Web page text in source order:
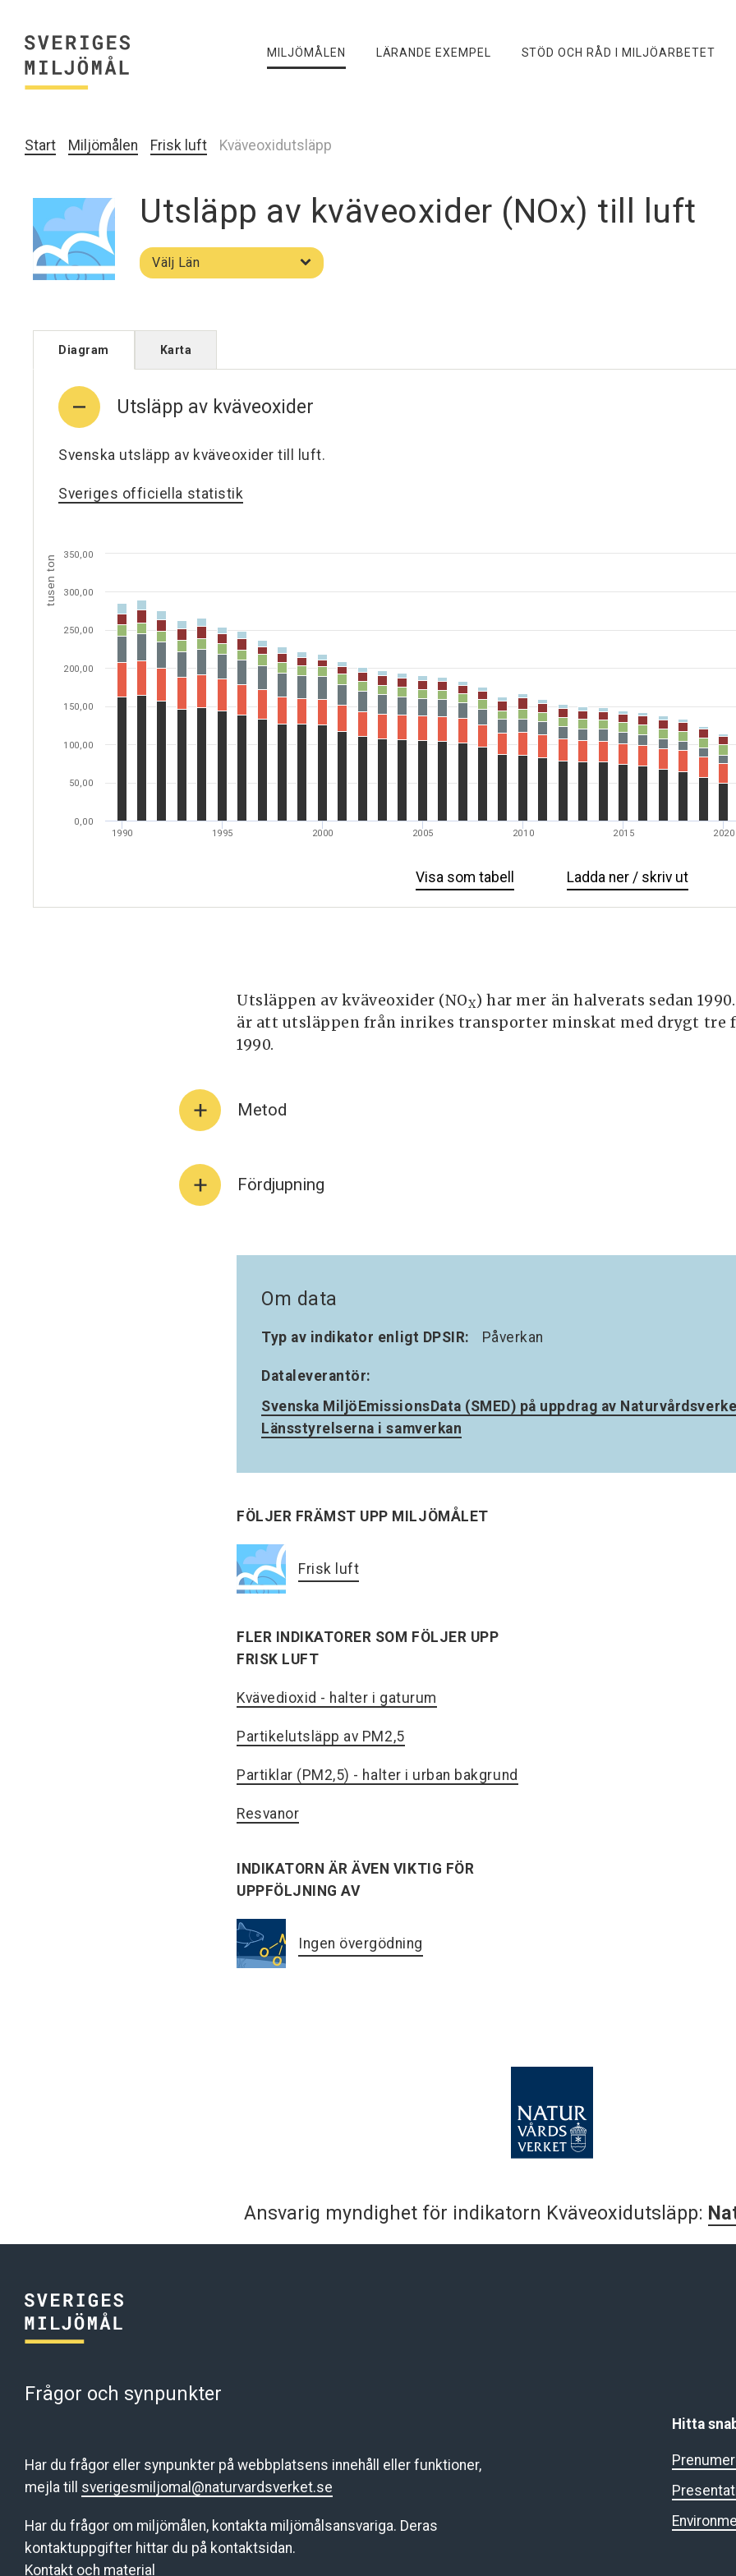
MILJÖMÅLEN LÄRANDE EXEMPEL STÖD OCH RÅD I MILJÖARBETET
Start Miljömålen Frisk luft Kväveoxidutsläpp
Utsläpp av kväveoxider (NOx) till luft
Välj
län
Välj Län
Diagram Karta
Utsläpp av kväveoxider
Svenska utsläpp av kväveoxider till luft.
Sveriges officiella statistik
1990 1995 2000 2005 2010 2015 2020
0,00
50,00
100,00
150,00
200,00
250,00
300,00
350,00
tusen ton
VisaUtsläpp
som tabell Ladda ner / skriv ut
Utsläppen av kväveoxider (NOX) har mer än halverats sedan
är att utsläppen från inrikes transporter minskat med drygt tre
1990.
Metod
Fördjupning
Om data
Typ av indikator enligt DPSIR: Påverkan
Dataleverantör:
Svenska MiljöEmissionsData (SMED) på uppdrag av
Länsstyrelserna i samverkan
FÖLJER FRÄMST UPP MILJÖMÅLET
Frisk luft
FLER INDIKATORER SOM FÖLJER UPP
FRISK LUFT
Kvävedioxid - halter i gaturum
Partikelutsläpp av PM2,5
Partiklar (PM2,5) - halter i urban bakgrund
Resvanor
INDIKATORN ÄR ÄVEN VIKTIG FÖR
UPPFÖLJNING AV
Ingen övergödning
Ansvarig myndighet för indikatorn Kväveoxidutsläpp:
Frågor och synpunkter
Har du frågor eller synpunkter på webbplatsens innehåll eller funktioner,
mejla till sverigesmiljomal@naturvardsverket.se
Har du frågor om miljömålen, kontakta miljömålsansvariga. Deras
kontaktuppgifter hittar du på kontaktsidan.
Kontakt och material
Hitta